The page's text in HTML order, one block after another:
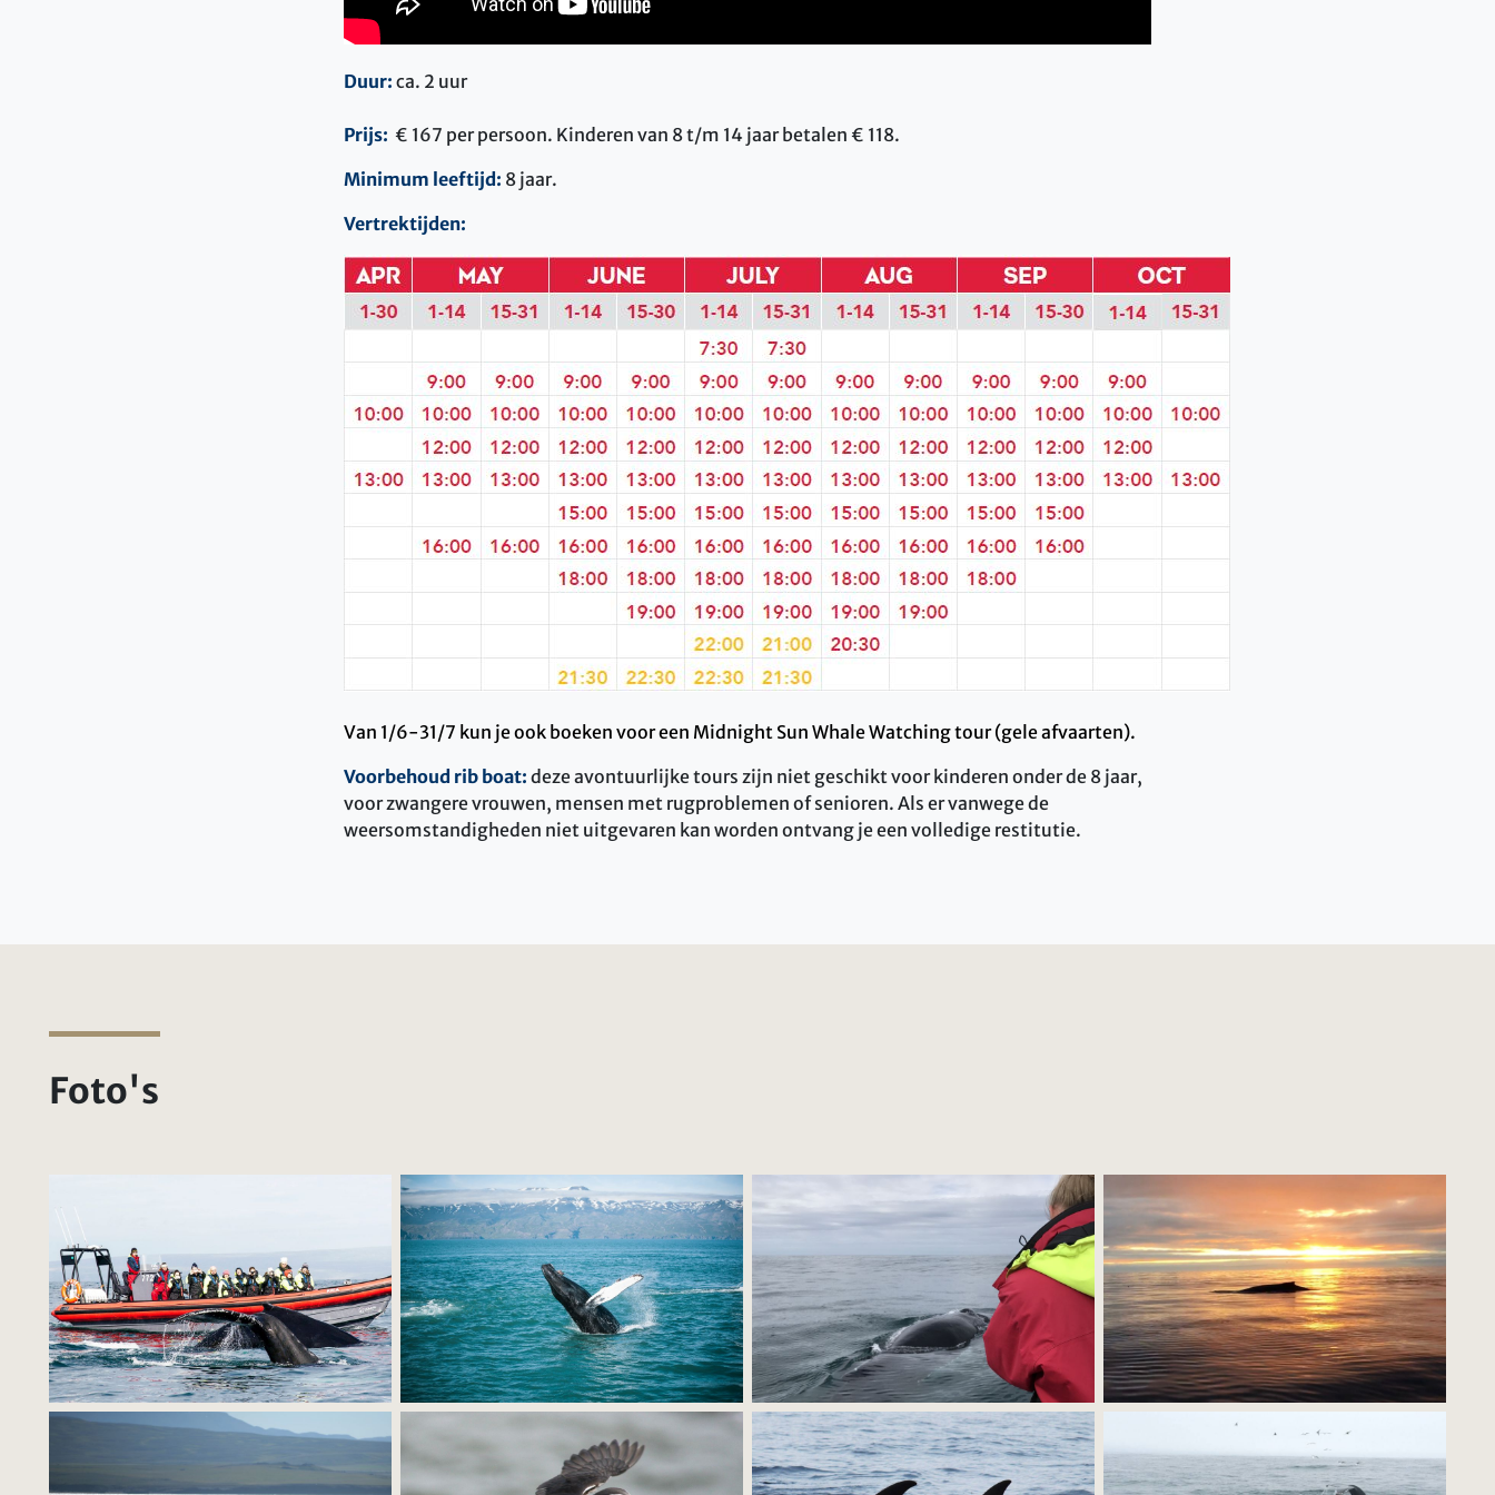
Duur: ca. 2 uur
Prijs: € 167 per persoon. Kinderen van 8 t/m 14 jaar betalen € 118.
Minimum leeftijd: 8 jaar.
Vertrektijden:
Van 1/6-31/7 kun je ook boeken voor een Midnight Sun Whale Watching tour (gele afvaarten).
Voorbehoud rib boat: deze avontuurlijke tours zijn niet geschikt voor kinderen onder de 8 jaar,
voor zwangere vrouwen, mensen met rugproblemen of senioren. Als er vanwege de
weersomstandigheden niet uitgevaren kan worden ontvang je een volledige restitutie.
Foto's